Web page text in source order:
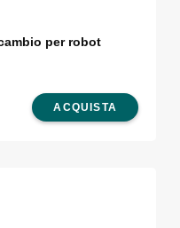
per robot
ACQUISTA